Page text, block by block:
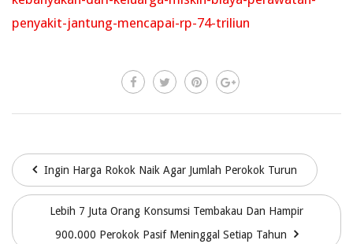
penyakit-jantung-mencapai-rp-74-triliun
Ingin Harga Rokok Naik Agar Jumlah Perokok Turun
Lebih 7 Juta Orang Konsumsi Tembakau Dan Hampir
900.000 Perokok Pasif Meninggal Setiap Tahun